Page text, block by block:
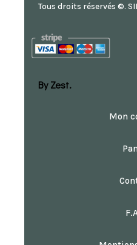
Tous droits réservés ©.
By Zest.
Mon